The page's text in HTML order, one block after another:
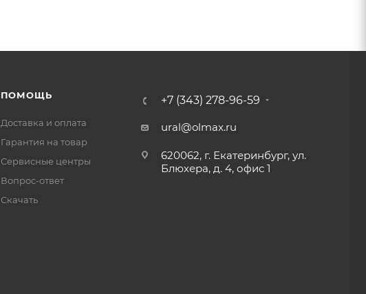
ПОМОЩЬ
Доставка и оплата
Гарантия на товар
Сервисные центры
Вопрос-ответ
Скачать
+7 (343) 278-96-59
ural@olmax.ru
620062, г. Екатеринбург, ул.
Блюхера, д. 4, офис 1